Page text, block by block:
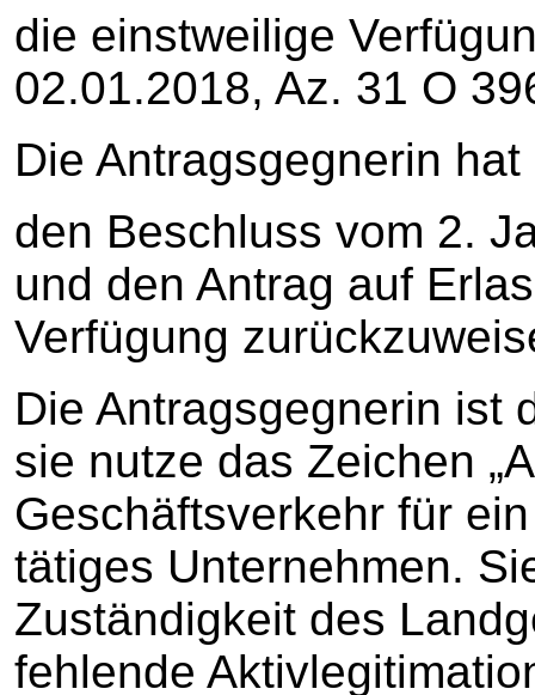
die einstweilige
02.01.2018, Az. 31 O
Die Antragsgegnerin
den Beschluss vom 2.
und den Antrag auf
Verfügung
Die Antragsgegnerin ist
sie nutze das Zeichen
Geschäftsverkehr für
tätiges Unternehmen.
Zuständigkeit des
fehlende